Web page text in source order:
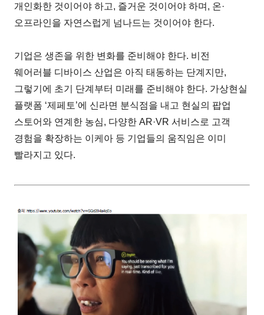
개인화한 것이어야 하고, 즐거운 것이어야 하며, 온·
오프라인을 자연스럽게 넘나드는 것이어야 한다.
기업은 생존을 위한 변화를 준비해야 한다. 비전
웨어러블 디바이스 산업은 아직 태동하는 단계지만,
그렇기에 초기 단계부터 미래를 준비해야 한다. 가상현실
플랫폼 ‘제페토’에 신라면 분식점을 내고 현실의 팝업
스토어와 연계한 농심, 다양한 AR·VR 서비스로 고객
경험을 확장하는 이케아 등 기업들의 움직임은 이미
빨라지고 있다.